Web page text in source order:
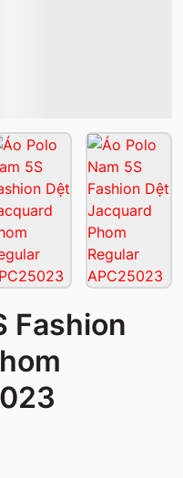
Fashion